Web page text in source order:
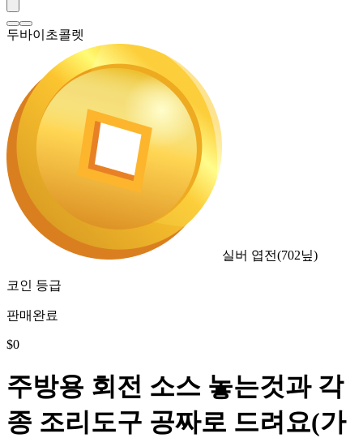
두바이초콜렛
실버 엽전(702닢)
코인 등급
판매완료
$0
주방용 회전 소스 놓는것과 각
종 조리도구 공짜로 드려요(가